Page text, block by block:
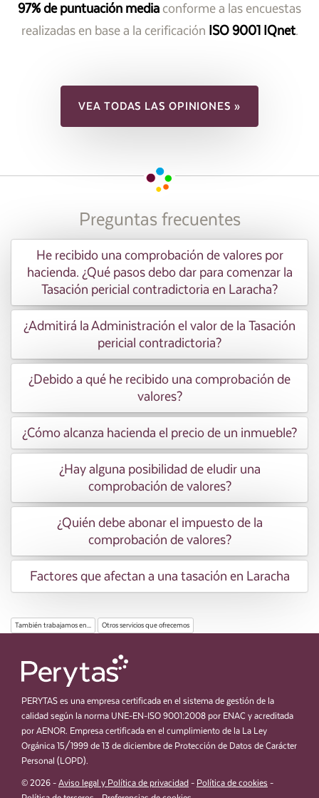
97% de puntuación mediaconforme a las encuestas
realizadas en base a la cerificación ISO 9001 IQnet.
VEA TODAS LAS OPINIONES »
Preguntas frecuentes
He recibido una comprobación de valores por
hacienda. ¿Qué pasos debo dar para comenzar la
Tasación pericial contradictoria en Laracha?
¿Admitirá la Administración el valor de la Tasación
pericial contradictoria?
¿Debido a qué he recibido una comprobación de
valores?
¿Cómo alcanza hacienda el precio de un inmueble?
¿Hay alguna posibilidad de eludir una
comprobación de valores?
¿Quién debe abonar el impuesto de la
comprobación de valores?
Factores que afectan a una tasación en Laracha
También trabajamos en... Otros servicios que ofrecemos
PERYTAS es una empresa certificada en el sistema de gestión de la
calidad según la norma UNE-EN-ISO 9001:2008 por ENAC y acreditada
por AENOR. Empresa certificada en el cumplimiento de la La Ley
Orgánica 15/1999 de 13 de diciembre de Protección de Datos de Carácter
Personal (LOPD).
© 2026 - Aviso legal y Política de privacidad - Política de cookies -